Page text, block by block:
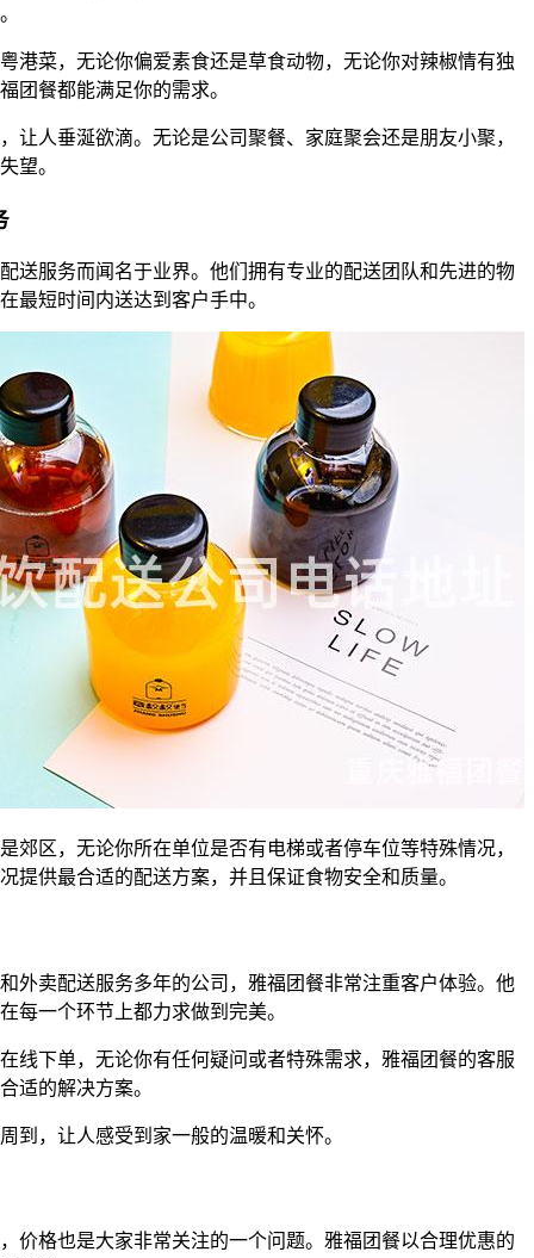
港菜，无论你偏爱素食还是草食动物，无论你对辣椒情有独
团餐都能满足你的需求。
让人垂涎欲滴。无论是公司聚餐、家庭聚会还是朋友小聚，
望。
送服务而闻名于业界。他们拥有专业的配送团队和先进的物
最短时间内送达到客户手中。
郊区，无论你所在单位是否有电梯或者停车位等特殊情况，
提供最合适的配送方案，并且保证食物安全和质量。
外卖配送服务多年的公司，雅福团餐非常注重客户体验。他
每一个环节上都力求做到完美。
线下单，无论你有任何疑问或者特殊需求，雅福团餐的客服
适的解决方案。
到，让人感受到家一般的温暖和关怀。
价格也是大家非常关注的一个问题。雅福团餐以合理优惠的